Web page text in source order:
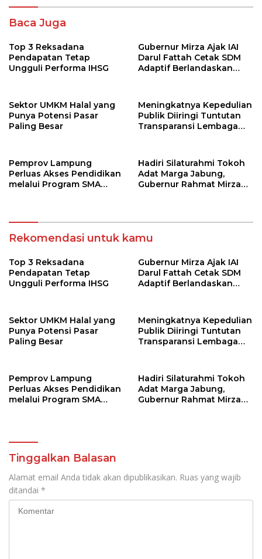
Baca Juga
Top 3 Reksadana
Pendapatan Tetap
Ungguli Performa IHSG
Gubernur Mirza Ajak IAI
Darul Fattah Cetak SDM
Adaptif Berlandaskan
Sektor UMKM Halal yang
Punya Potensi Pasar
Paling Besar
Meningkatnya Kepedulian
Publik Diiringi Tuntutan
Transparansi Lembaga
Pemprov Lampung
Perluas Akses Pendidikan
melalui Program SMA
Hadiri Silaturahmi Tokoh
Adat Marga Jabung,
Gubernur Rahmat Mirzani
Penguatan Budaya dan
SDM
Rekomendasi untuk kamu
Top 3 Reksadana
Pendapatan Tetap
Ungguli Performa IHSG
Gubernur Mirza Ajak IAI
Darul Fattah Cetak SDM
Adaptif Berlandaskan
Sektor UMKM Halal yang
Punya Potensi Pasar
Paling Besar
Meningkatnya Kepedulian
Publik Diiringi Tuntutan
Transparansi Lembaga
Pemprov Lampung
Perluas Akses Pendidikan
melalui Program SMA
Hadiri Silaturahmi Tokoh
Adat Marga Jabung,
Gubernur Rahmat Mirzani
Tinggalkan Balasan
Alamat email Anda tidak akan dipublikasikan. Ruas yang wajib
ditandai *